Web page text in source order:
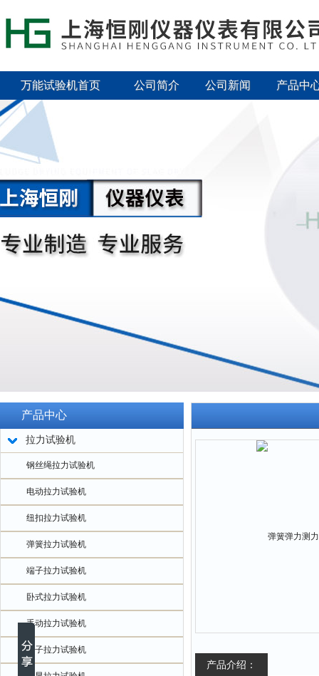
万能试验机首页 公司简介 公司新闻 产品中
产品中心
拉力试验机
钢丝绳拉力试验机
电动拉力试验机
纽扣拉力试验机
弹簧拉力试验机
端子拉力试验机
卧式拉力试验机
手动拉力试验机
电子拉力试验机
产品介绍：